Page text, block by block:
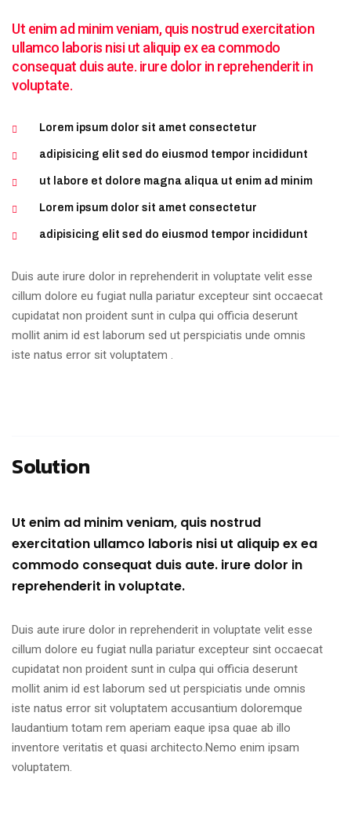
Ut enim ad minim veniam, quis nostrud exercitation
ullamco laboris nisi ut aliquip ex ea commodo
consequat duis aute. irure dolor in reprehenderit in
voluptate.
Lorem ipsum dolor sit amet consectetur
adipisicing elit sed do eiusmod tempor incididunt
ut labore et dolore magna aliqua ut enim ad minim
Lorem ipsum dolor sit amet consectetur
adipisicing elit sed do eiusmod tempor incididunt
Duis aute irure dolor in reprehenderit in voluptate velit esse
cillum dolore eu fugiat nulla pariatur excepteur sint occaecat
cupidatat non proident sunt in culpa qui officia deserunt
mollit anim id est laborum sed ut perspiciatis unde omnis
iste natus error sit voluptatem .
Solution
Ut enim ad minim veniam, quis nostrud
exercitation ullamco laboris nisi ut aliquip ex ea
commodo consequat duis aute. irure dolor in
reprehenderit in voluptate.
Duis aute irure dolor in reprehenderit in voluptate velit esse
cillum dolore eu fugiat nulla pariatur excepteur sint occaecat
cupidatat non proident sunt in culpa qui officia deserunt
mollit anim id est laborum sed ut perspiciatis unde omnis
iste natus error sit voluptatem accusantium doloremque
laudantium totam rem aperiam eaque ipsa quae ab illo
inventore veritatis et quasi architecto.Nemo enim ipsam
voluptatem.